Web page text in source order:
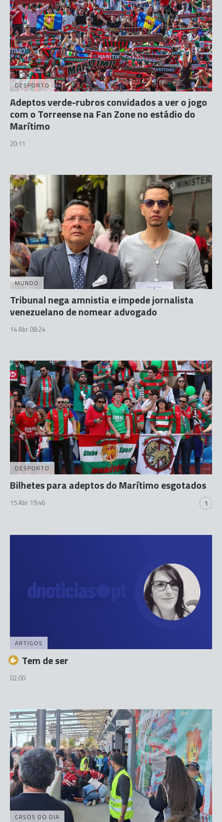
DESPORTO
Adeptos verde-rubros convidados a ver o jogo
com o Torreense na Fan Zone no estádio do
Marítimo
20:11
MUNDO
Tribunal nega amnistia e impede jornalista
venezuelano de nomear advogado
14 Abr 08:24
DESPORTO
Bilhetes para adeptos do Marítimo esgotados
15 Abr 19:46 1
ARTIGOS
Tem de ser
02:00
CASOS DO DIA